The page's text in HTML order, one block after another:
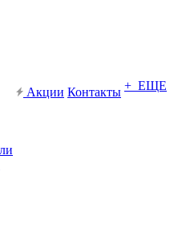
Акции Контакты + ЕЩЕ